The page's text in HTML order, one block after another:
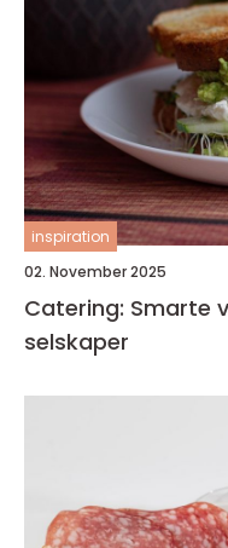
inspiration
02. November 2025
Catering: Smarte
selskaper